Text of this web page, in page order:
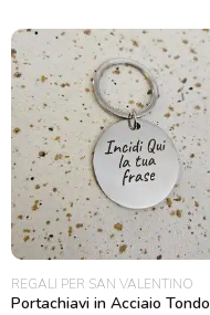
REGALI PER SAN VALENTINO